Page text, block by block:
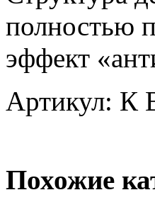
полностью
эффект
Артикул: К
Похожие